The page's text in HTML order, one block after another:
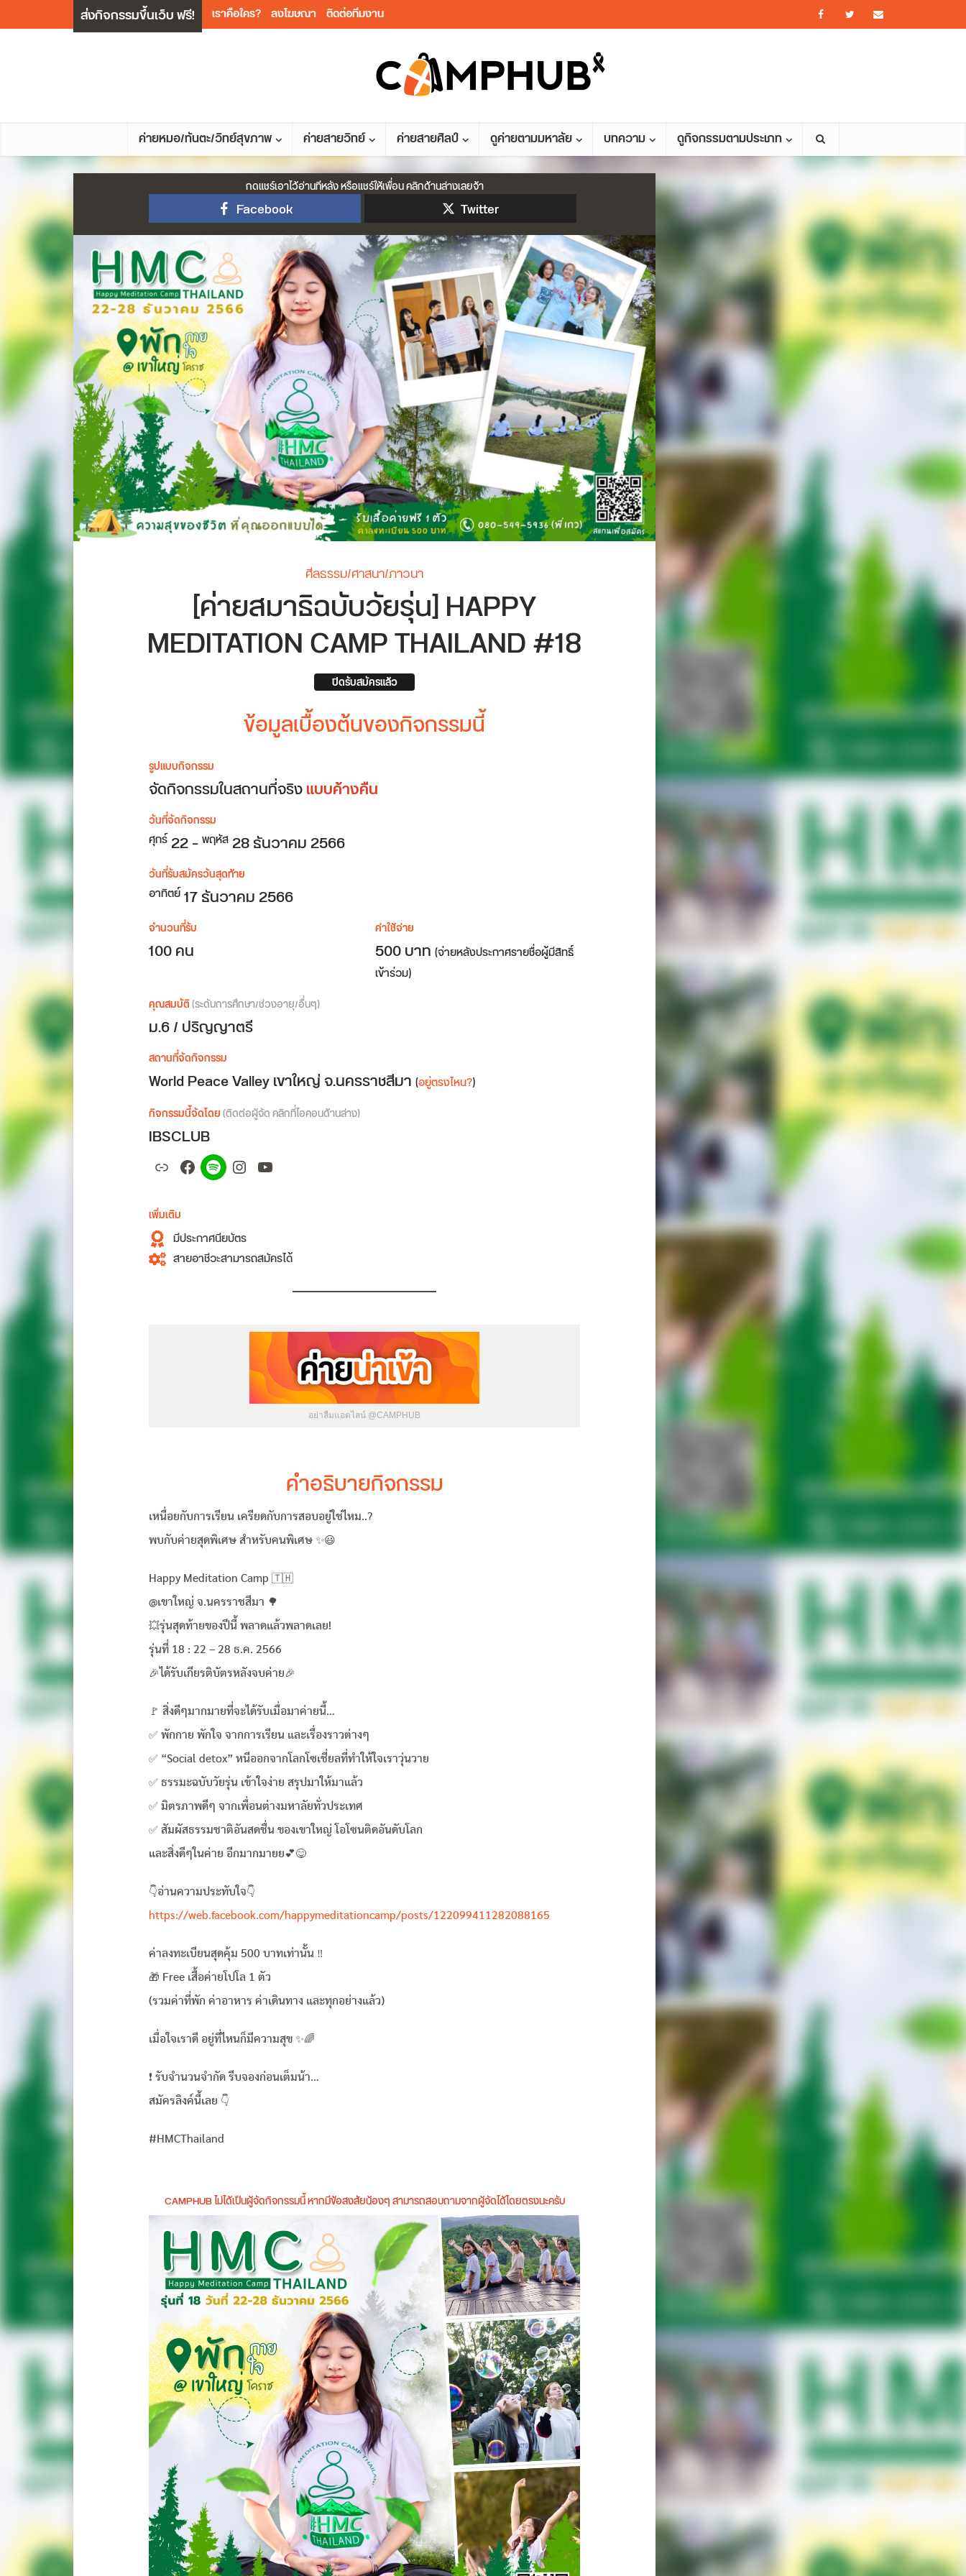
ส่งกิจกรรมขึ้นเว็บ ฟรี! เราคือใคร? ลงโฆษณา ติดต่อทีมงาน
ค่ายหมอ/ทันตะ/วิทย์สุขภาพ ค่ายสายวิทย์ ค่ายสายศิลป์ ดูค่ายตามมหาลัย บทความ ดูกิจกรรมตามประเภท
กดแชร์เอาไว้อ่านทีหลัง หรือแชร์ให้เพื่อน คลิกด้านล่างเลยจ้า
Facebook Twitter
ศีลธรรม/ศาสนา/ภาวนา
[ค่ายสมาธิฉบับวัยรุ่น] HAPPY
MEDITATION CAMP THAILAND #18
ปิดรับสมัครแล้ว
ข้อมูลเบื้องต้นของกิจกรรมนี้
รูปแบบกิจกรรม
จัดกิจกรรมในสถานที่จริงแบบค้างคืน
วันที่จัดกิจกรรม
ศุกร์22 –พฤหัส 28 ธันวาคม 2566
วันที่รับสมัครวันสุดท้าย
อาทิตย์17 ธันวาคม 2566
จำนวนที่รับ
100 คน
ค่าใช้จ่าย
500 บาท (จ่ายหลังประกาศรายชื่อผู้มีสิทธิ์
เข้าร่วม)
คุณสมบัติ(ระดับการศึกษา/ช่วงอายุ/อื่นๆ)
ม.6 / ปริญญาตรี
สถานที่จัดกิจกรรม
World Peace Valley เขาใหญ่ จ.นครราชสีมา (อยู่ตรงไหน?)
กิจกรรมนี้จัดโดย(ติดต่อผู้จัด คลิกที่ไอคอนด้านล่าง)
IBSCLUB
LinkFacebook
SpotifyInstagram
YouTube
เพิ่มเติม
มีประกาศนียบัตร
สายอาชีวะสามารถสมัครได้
อย่าลืมแอดไลน์ @CAMPHUB
คำอธิบายกิจกรรม
เหนื่อยกับการเรียน เครียดกับการสอบอยู่ใช่ไหม..?
พบกับค่ายสุดพิเศษ สำหรับคนพิเศษ ✨😃
Happy Meditation Camp 🇹🇭
@เขาใหญ่ จ.นครราชสีมา 🌳
💥รุ่นสุดท้ายของปีนี้ พลาดแล้วพลาดเลย!
รุ่นที่ 18 : 22 – 28 ธ.ค. 2566
🎉ได้รับเกียรติบัตรหลังจบค่าย🎉
🚩 สิ่งดีๆมากมายที่จะได้รับเมื่อมาค่ายนี้…
✅ พักกาย พักใจ จากการเรียน และเรื่องราวต่างๆ
✅ “Social detox” หนีออกจากโลกโซเชี่ยลที่ทำให้ใจเราวุ่นวาย
✅ ธรรมะฉบับวัยรุ่น เข้าใจง่าย สรุปมาให้มาแล้ว
✅ มิตรภาพดีๆ จากเพื่อนต่างมหาลัยทั่วประเทศ
✅ สัมผัสธรรมชาติอันสดชื่น ของเขาใหญ่ โอโซนติดอันดับโลก
และสิ่งดีๆในค่าย อีกมากมายย💕😋
👇อ่านความประทับใจ👇
https://web.facebook.com/happymeditationcamp/posts/122099411282088165
ค่าลงทะเบียนสุดคุ้ม 500 บาทเท่านั้น ‼
🎁 Free เสื้อค่ายโปโล 1 ตัว
(รวมค่าที่พัก ค่าอาหาร ค่าเดินทาง และทุกอย่างแล้ว)
เมื่อใจเราดี อยู่ที่ไหนก็มีความสุข ✨🌈
❗ รับจำนวนจำกัด รีบจองก่อนเต็มน้า…
สมัครลิงค์นี้เลย 👇
#HMCThailand
CAMPHUB ไม่ได้เป็นผู้จัดกิจกรรมนี้ หากมีข้อสงสัยน้องๆ สามารถสอบถามจากผู้จัดได้โดยตรงนะครับ